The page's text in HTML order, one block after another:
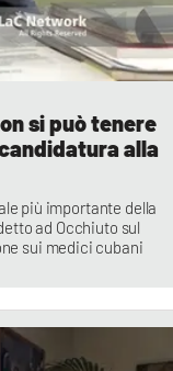
si può tenere
alla
più importante della
ad Occhiuto sul
sui medici cubani